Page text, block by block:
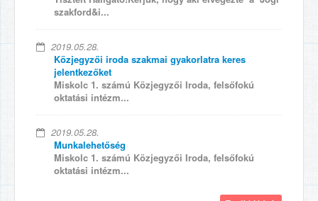
szakford&i...
2019.05.28.
Közjegyzői iroda szakmai gyakorlatra keres
jelentkezőket
Miskolc 1. számú Közjegyzői Iroda, felsőfokú
oktatási intézm...
2019.05.28.
Munkalehetőség
Miskolc 1. számú Közjegyzői Iroda, felsőfokú
oktatási intézm...